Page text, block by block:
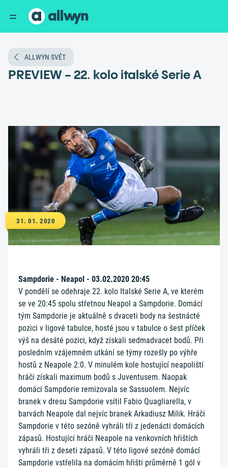
ALLWYN SVĚT
PREVIEW - 22. kolo italské Serie A
31. 01. 2020
Sampdorie - Neapol - 03.02.2020 20:45
V pondělí se odehraje 22. kolo Italské Serie A, ve kterém
se ve 20:45 spolu střetnou Neapol a Sampdorie. Domácí
tým Sampdorie je aktuálně s dvaceti body na šestnácté
pozici v ligové tabulce, hosté jsou v tabulce o šest příček
výš na desáté pozici, když získali sedmadvacet bodů. Při
posledním vzájemném utkání se týmy rozešly po výhře
hostů z Neapole 2:0. V minulém kole hostující neapoliští
hráči získali maximum bodů s Juventusem. Naopak
domácí Sampdorie remizovala se Sassuolem. Nejvíc
branek v dresu Sampdorie vsítil Fabio Quagliarella, v
barvách Neapole dal nejvíc branek Arkadiusz Milik. Hráči
Sampdorie v této sezóně vyhráli tři z jedenácti domácích
zápasů. Hostující hráči Neapole na venkovních hřištích
vyhráli tři z deseti zápasů. V této ligové sezóně domácí
Sampdorie vstřelila na domácím hřišti průměrně 1 gól v